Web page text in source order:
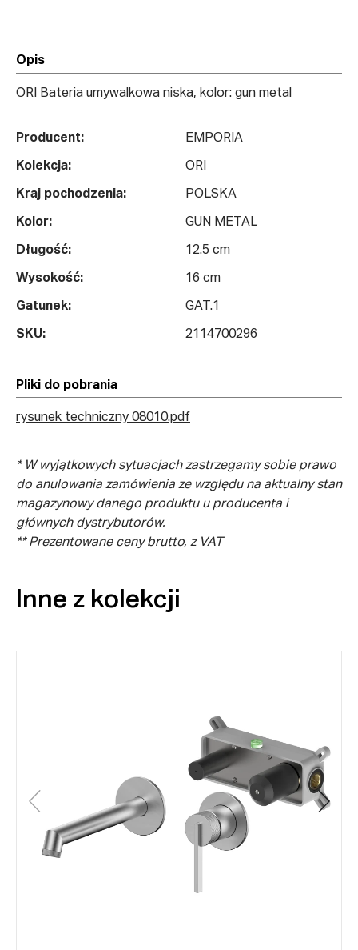
Opis
ORI Bateria umywalkowa niska, kolor: gun metal
Producent: EMPORIA
Kolekcja: ORI
Kraj pochodzenia: POLSKA
Kolor: GUN METAL
Długość: 12.5 cm
Wysokość: 16 cm
Gatunek: GAT.1
SKU: 2114700296
Pliki do pobrania
rysunek techniczny 08010.pdf
* W wyjątkowych sytuacjach zastrzegamy sobie prawo
do anulowania zamówienia ze względu na aktualny stan
magazynowy danego produktu u producenta i
głównych dystrybutorów.
** Prezentowane ceny brutto, z VAT
Inne z kolekcji